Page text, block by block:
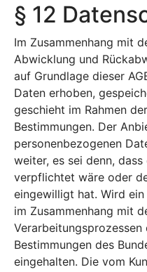
§ 12
Im Zusammenhang mit
Abwicklung und
auf Grundlage dieser
Daten erhoben,
geschieht im Rahmen
Bestimmungen. Der
personenbezogenen
weiter, es sei denn,
verpflichtet wäre oder
eingewilligt hat. Wird
im Zusammenhang mit
Bestimmungen des
eingehalten. Die vom